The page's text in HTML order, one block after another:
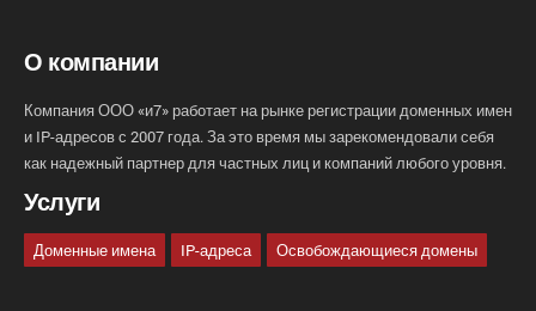
О компании
Компания ООО «и7» работает на рынке регистрации доменных имен
и IP-адресов с 2007 года. За это время мы зарекомендовали себя
как надежный партнер для частных лиц и компаний любого уровня.
Услуги
Доменные имена IP-адреса Освобождающиеся домены